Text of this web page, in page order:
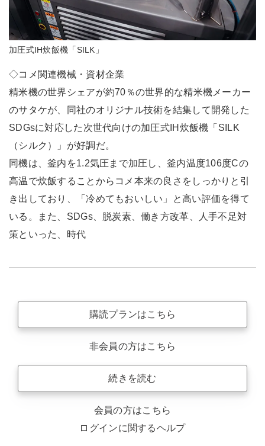
加圧式IH炊飯機「SILK」
◇コメ関連機械・資材企業
精米機の世界シェアが約70％の世界的な精米機メーカー
のサタケが、同社のオリジナル技術を結集して開発した
SDGsに対応した次世代向けの加圧式IH炊飯機「SILK
（シルク）」が好調だ。
同機は、釜内を1.2気圧まで加圧し、釜内温度106度Cの
高温で炊飯することからコメ本来の良さをしっかりと引
き出しており、「冷めてもおいしい」と高い評価を得て
いる。また、SDGs、脱炭素、働き方改革、人手不足対
策といった、時代
購読プランはこちら
非会員の方はこちら
続きを読む
会員の方はこちら
ログインに関するヘルプ